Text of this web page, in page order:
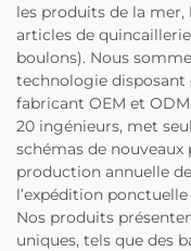
les produits de la mer,
articles de
boulons). Nous
technologie disposant
fabricant OEM et
20 ingénieurs, met
schémas de
production annuelle
l’expédition
Nos produits
uniques, tels que des